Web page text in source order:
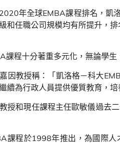
2020年全球EMBA課程排名，凱
和任職公司規模均有所提升，
課程十分著重多元化，無論學
因教授稱：「凱洛格－科大
續為行政人員提供優質教育，
授和現任課程主任歐敏儀過去
課程於1998年推出，為國際人